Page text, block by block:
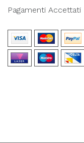
Pagamenti Accettati